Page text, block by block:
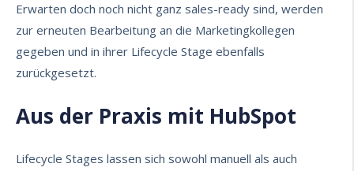
Erwarten doch noch nicht ganz sales-ready sind, werden
zur erneuten Bearbeitung an die Marketingkollegen
gegeben und in ihrer Lifecycle Stage ebenfalls
zurückgesetzt.
Aus der Praxis mit HubSpot
Lifecycle Stages lassen sich sowohl manuell als auch